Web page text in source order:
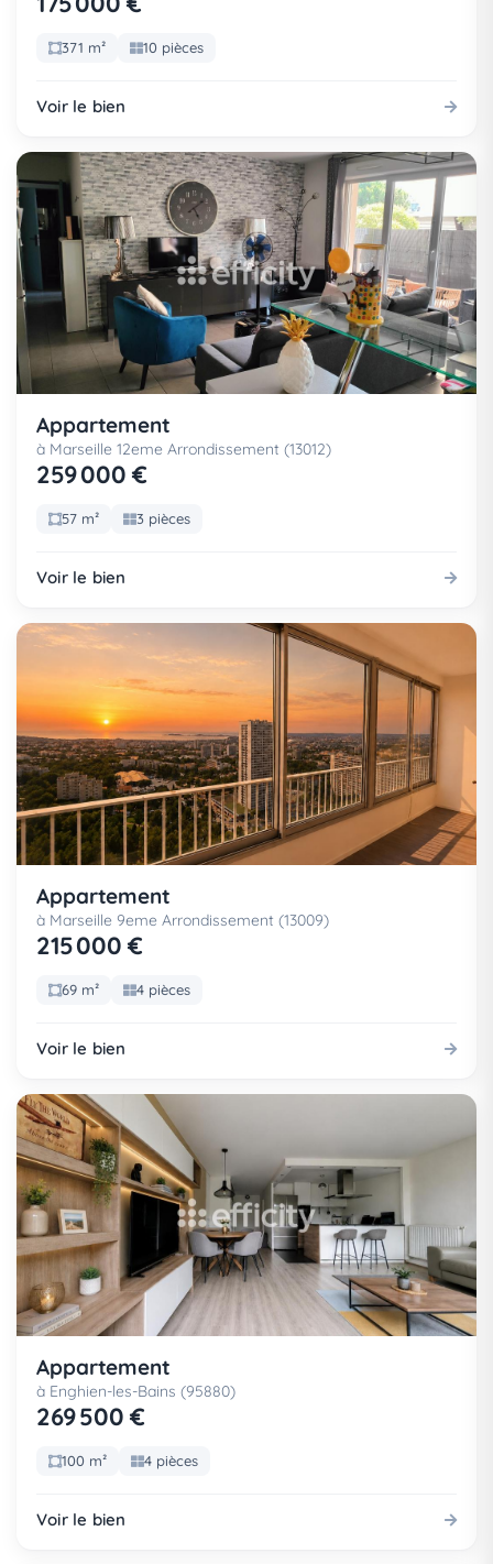
371 m² 10 pièces
Voir le bien
Appartement
à Marseille 12eme Arrondissement (13012)
259 000 €
57 m² 3 pièces
Voir le bien
Appartement
à Marseille 9eme Arrondissement (13009)
215 000 €
69 m² 4 pièces
Voir le bien
Appartement
à Enghien-les-Bains (95880)
269 500 €
100 m² 4 pièces
Voir le bien